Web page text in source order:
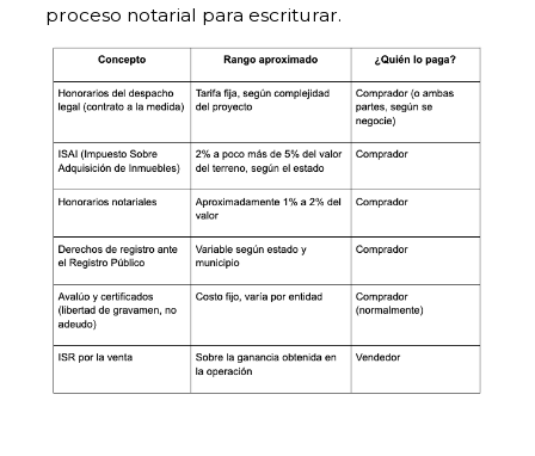
proceso notarial para escriturar.